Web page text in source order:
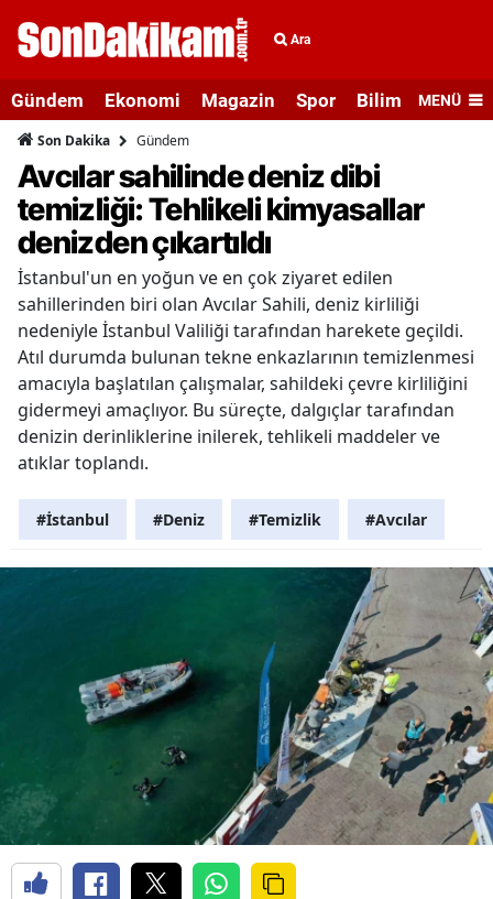
Ara
Gündem Ekonomi Magazin Spor Bilim veMENÜ
Son Dakika Gündem
Avcılar sahilinde deniz dibi
temizliği: Tehlikeli kimyasallar
denizden çıkartıldı
İstanbul'un en yoğun ve en çok ziyaret edilen
sahillerinden biri olan Avcılar Sahili, deniz kirliliği
nedeniyle İstanbul Valiliği tarafından harekete geçildi.
Atıl durumda bulunan tekne enkazlarının temizlenmesi
amacıyla başlatılan çalışmalar, sahildeki çevre kirliliğini
gidermeyi amaçlıyor. Bu süreçte, dalgıçlar tarafından
denizin derinliklerine inilerek, tehlikeli maddeler ve
atıklar toplandı.
#İstanbul #Deniz #Temizlik #Avcılar